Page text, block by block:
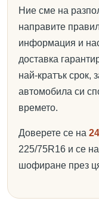
Ние сме на
направите
информация и
доставка
най-кратък
автомобила си
времето.
Доверете се на
225/75R16 и се
шофиране през